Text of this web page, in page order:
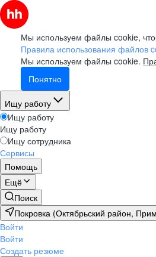
Мы используем файлы cookie,
Правила использования файлов
Мы используем файлы cookie.
Понятно
Ищу работу
Ищу работу
Ищу работу
Ищу сотрудника
Сервисы
Помощь
Ещё
Поиск
Покровка (Октябрьский район,
Войти
Войти
Создать резюме